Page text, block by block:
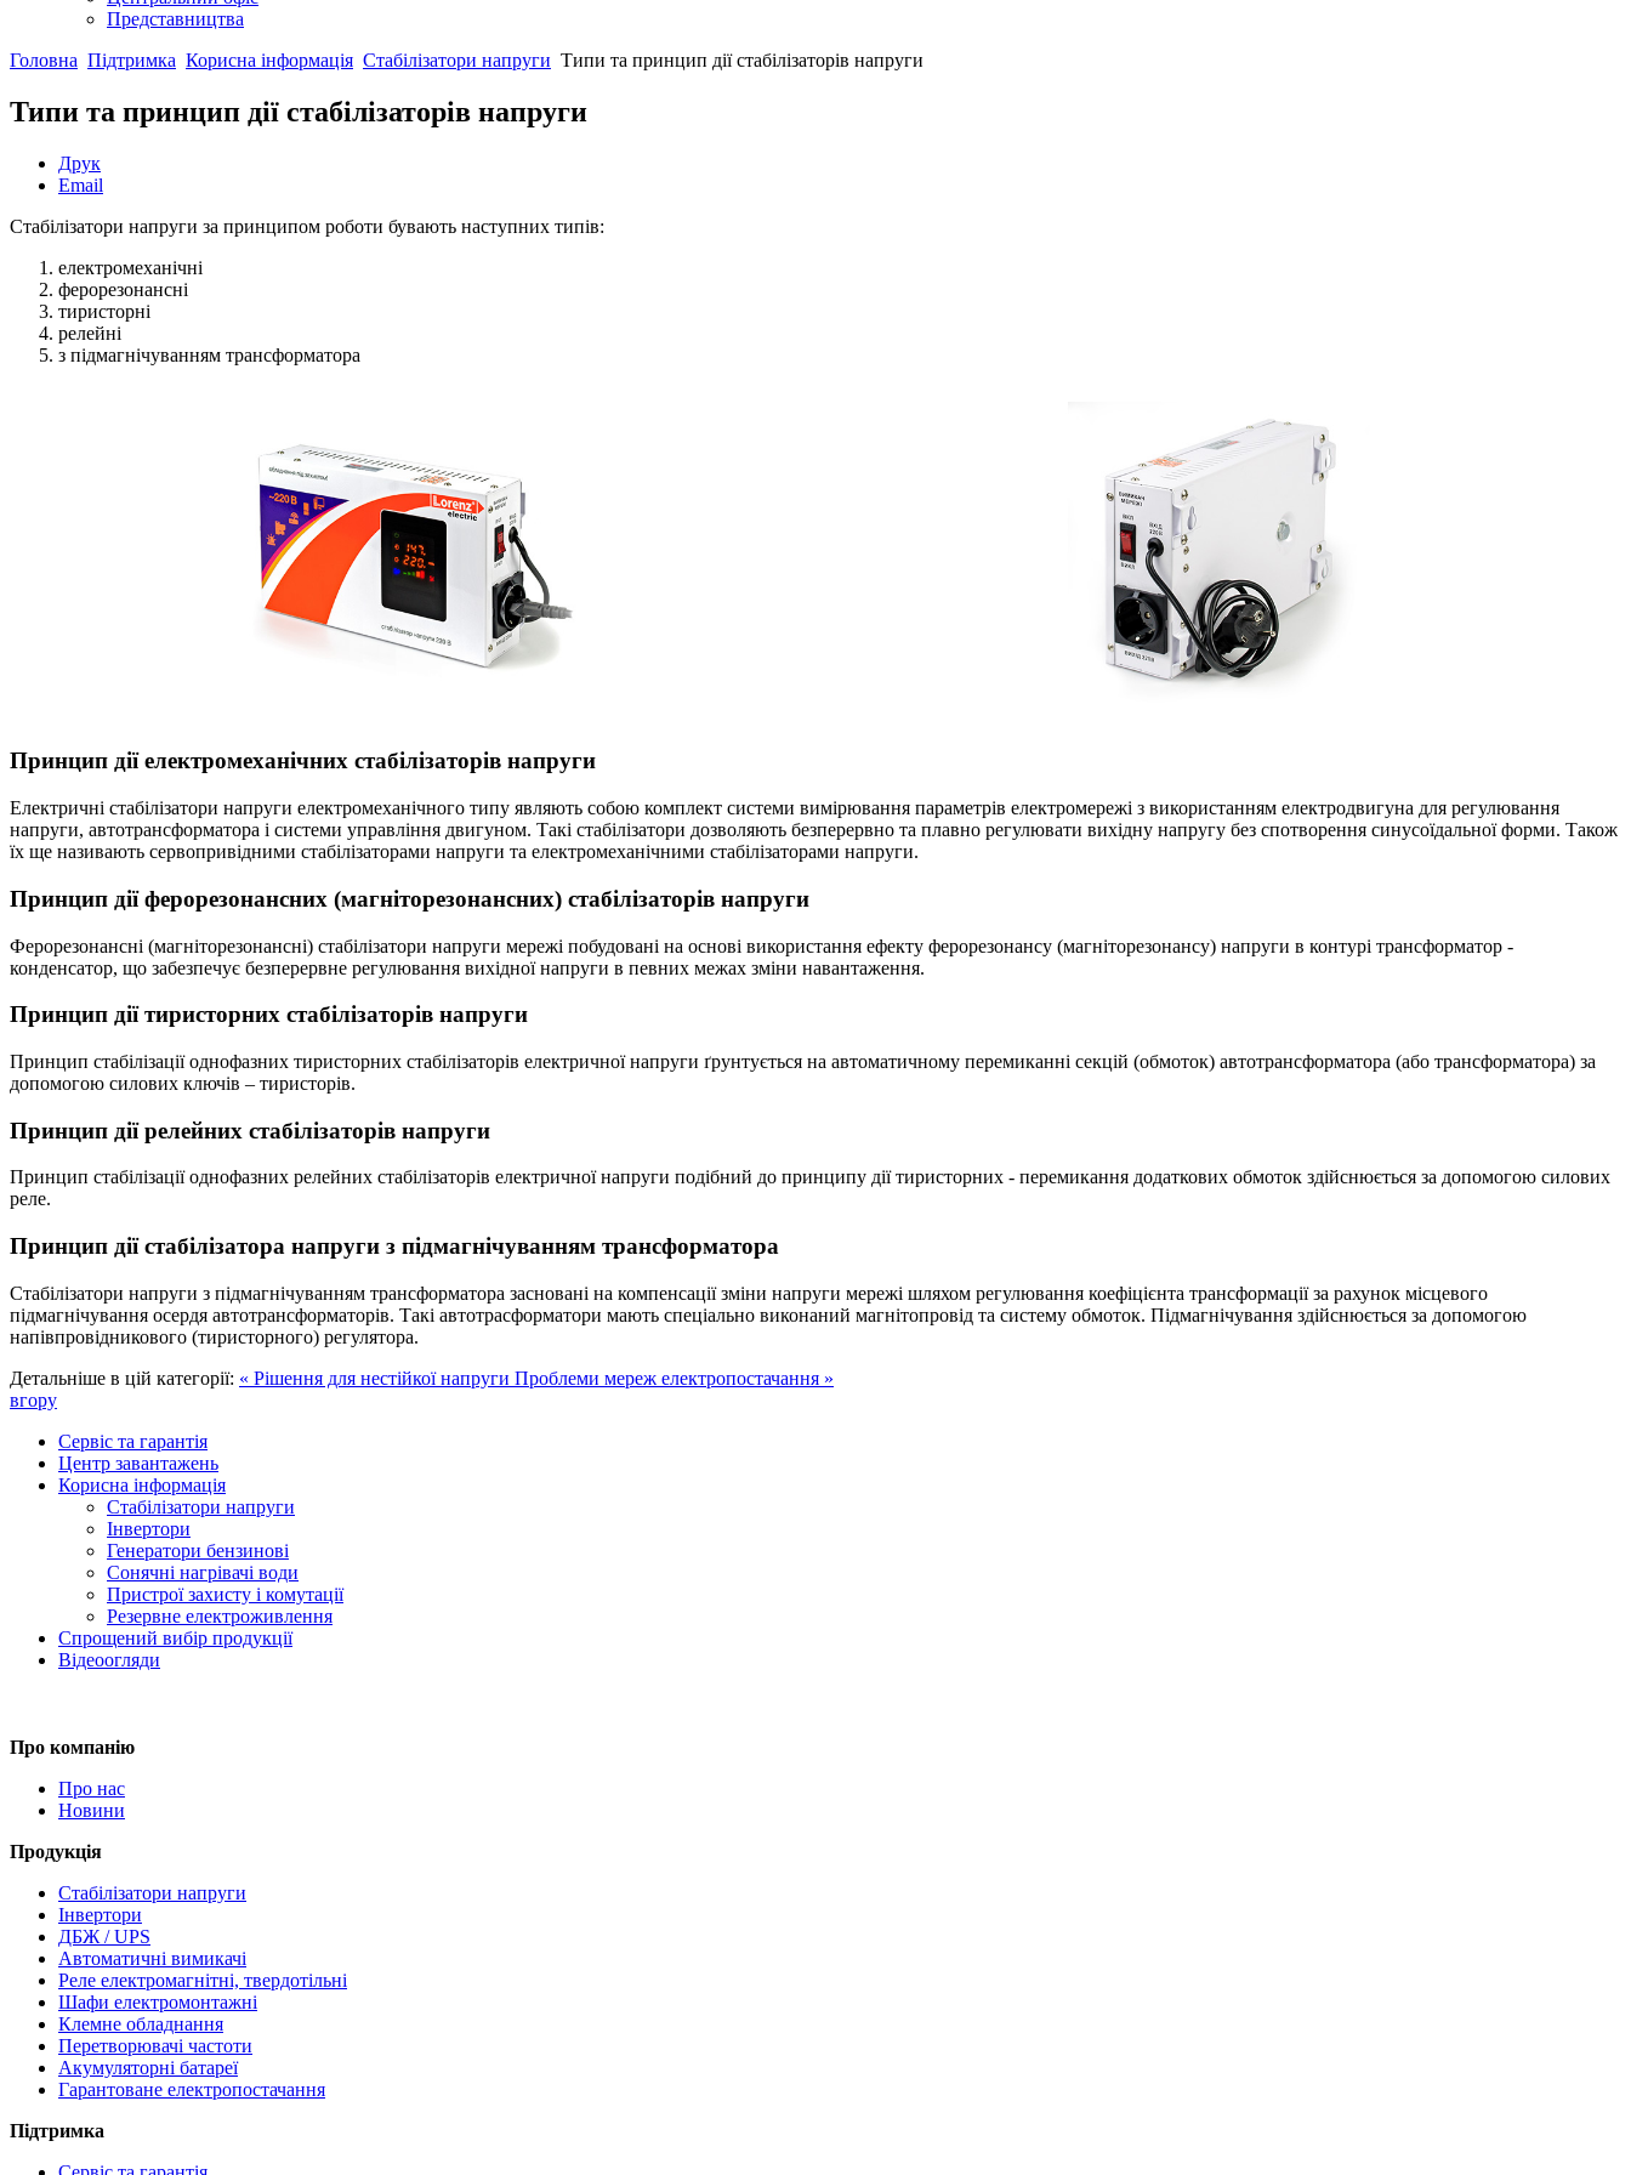
Представництва
Головна Підтримка Корисна інформація Стабілізатори напруги Типи та принцип дії стабілізаторів напруги
Типи та принцип дії стабілізаторів напруги
Друк
Email
Стабілізатори напруги за принципом роботи бувають наступних типів:
електромеханічні
ферорезонансні
тиристорні
релейні
з підмагнічуванням трансформатора
Принцип дії електромеханічних стабілізаторів напруги
Електричні стабілізатори напруги електромеханічного типу являють собою комплект системи вимірювання параметрів електромережі з використанням електродвигуна для регулювання
напруги, автотрансформатора і системи управління двигуном. Такі стабілізатори дозволяють безперервно та плавно регулювати вихідну напругу без спотворення синусоїдальної форми. Також
їх ще називають сервопривідними стабілізаторами напруги та електромеханічними стабілізаторами напруги.
Принцип дії ферорезонансних (магніторезонансних) стабілізаторів напруги
Ферорезонансні (магніторезонансні) стабілізатори напруги мережі побудовані на основі використання ефекту ферорезонансу (магніторезонансу) напруги в контурі трансформатор -
конденсатор, що забезпечує безперервне регулювання вихідної напруги в певних межах зміни навантаження.
Принцип дії тиристорних стабілізаторів напруги
Принцип стабілізації однофазних тиристорних стабілізаторів електричної напруги ґрунтується на автоматичному перемиканні секцій (обмоток) автотрансформатора (або трансформатора) за
допомогою силових ключів – тиристорів.
Принцип дії релейних стабілізаторів напруги
Принцип стабілізації однофазних релейних стабілізаторів електричної напруги подібний до принципу дії тиристорних - перемикання додаткових обмоток здійснюється за допомогою силових
реле.
Принцип дії стабілізатора напруги з підмагнічуванням трансформатора
Стабілізатори напруги з підмагнічуванням трансформатора засновані на компенсації зміни напруги мережі шляхом регулювання коефіцієнта трансформації за рахунок місцевого
підмагнічування осердя автотрансформаторів. Такі автотрасформатори мають спеціально виконаний магнітопровід та систему обмоток. Підмагнічування здійснюється за допомогою
напівпровідникового (тиристорного) регулятора.
Детальніше в цій категорії: « Рішення для нестійкої напруги Проблеми мереж електропостачання »
вгору
Сервіс та гарантія
Центр завантажень
Корисна інформація
Стабілізатори напруги
Інвертори
Генератори бензинові
Сонячні нагрівачі води
Пристрої захисту і комутації
Резервне електроживлення
Спрощений вибір продукції
Відеоогляди
Про компанію
Про нас
Новини
Продукція
Стабілізатори напруги
Інвертори
ДБЖ / UPS
Автоматичні вимикачі
Реле електромагнітні, твердотільні
Шафи електромонтажні
Клемне обладнання
Перетворювачі частоти
Акумуляторні батареї
Гарантоване електропостачання
Підтримка